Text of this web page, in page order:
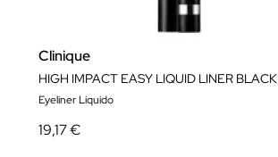
Clinique
HIGH IMPACT EASY LIQUID LINER BLACK
Eyeliner Liquido
19,17 €